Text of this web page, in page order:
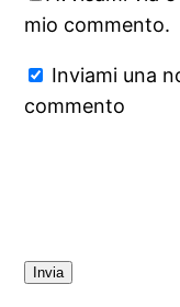
mio commento.
Inviami una
commento